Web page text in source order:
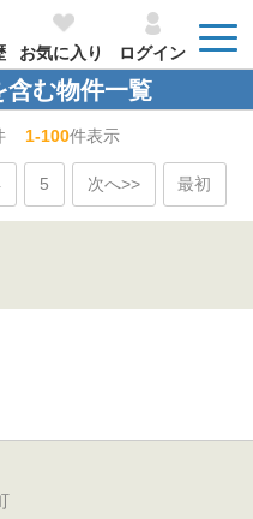
お気に入り ログイン
含む物件一覧
1-100件表示
5 次へ>> 最初